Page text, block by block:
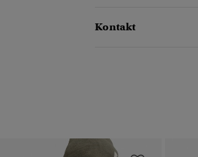
Kontakt